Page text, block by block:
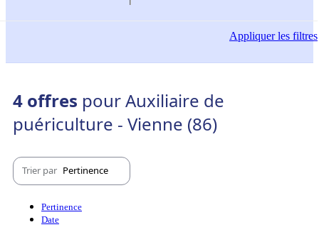
Appliquerles filtres
4 offres pour Auxiliaire de
puériculture - Vienne (86)
Trier par Pertinence
Pertinence
Date